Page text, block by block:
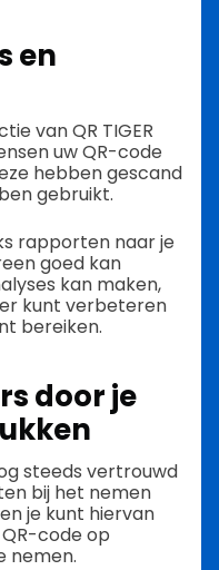
en
van QR TIGER
uw QR-code
hebben gescand
gebruikt.
rapporten naar je
goed kan
kan maken,
kunt verbeteren
bereiken.
door je
steeds vertrouwd
bij het nemen
je kunt hiervan
code op
nemen.